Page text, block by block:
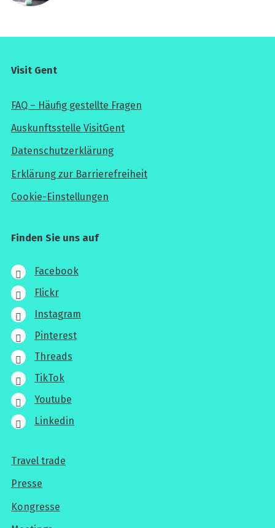
Visit Gent
FAQ – Häufig gestellte Fragen
Auskunftsstelle VisitGent
Datenschutzerklärung
Erklärung zur Barrierefreiheit
Cookie-Einstellungen
Finden Sie uns auf
Facebook
Flickr
Instagram
Pinterest
Threads
TikTok
Youtube
Linkedin
Für
Profis
Travel trade
Presse
Kongresse